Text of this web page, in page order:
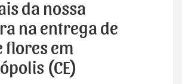
da nossa
na entrega de
flores em
(CE)